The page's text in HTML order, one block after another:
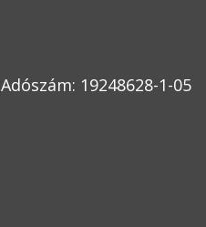
Adószám: 19248628-1-05